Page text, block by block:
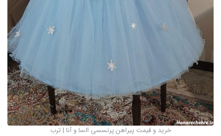
خرید و قیمت پیراهن پرنسسی السا و آنا | ترب